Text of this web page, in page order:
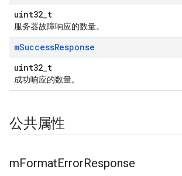
uint32_t
服务器故障响应的数量。
mSuccessResponse
uint32_t
成功响应的数量。
公共属性
mFormatErrorResponse